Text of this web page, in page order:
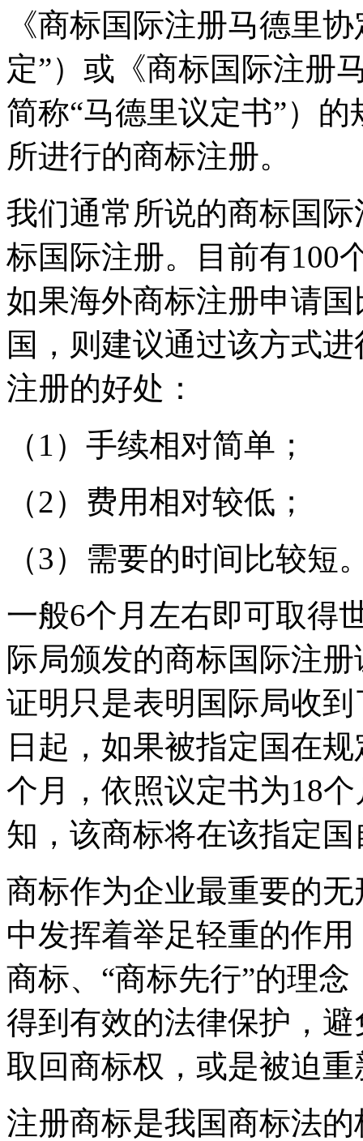
《商标国际注册马德里
定”）或《商标国际注册
简称“马德里议定书”）
所进行的商标注册。
我们通常所说的商标国
标国际注册。目前有100
如果海外商标注册申请
国，则建议通过该方式
注册的好处：
（1）手续相对简单；
（2）费用相对较低；
（3）需要的时间比较短
一般6个月左右即可取得
际局颁发的商标国际注
证明只是表明国际局收
日起，如果被指定国在
个月，依照议定书为18
知，该商标将在该指定
商标作为企业最重要的
中发挥着举足轻重的作
商标、“商标先行”的理
得到有效的法律保护，
取回商标权，或是被迫
注册商标是我国商标法